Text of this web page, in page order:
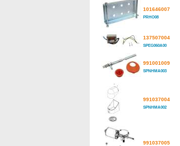
101646007
PRHO08
137507004
SPEG060A00
991001009
SPNHMA003
991037004
SPNHMA002
991037005